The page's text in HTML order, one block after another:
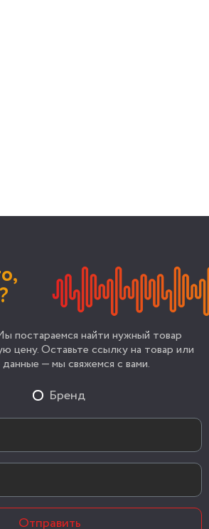
постараемся найти нужный товар
цену. Оставьте ссылку на товар или
— мы свяжемся с вами.
Бренд
Отправить